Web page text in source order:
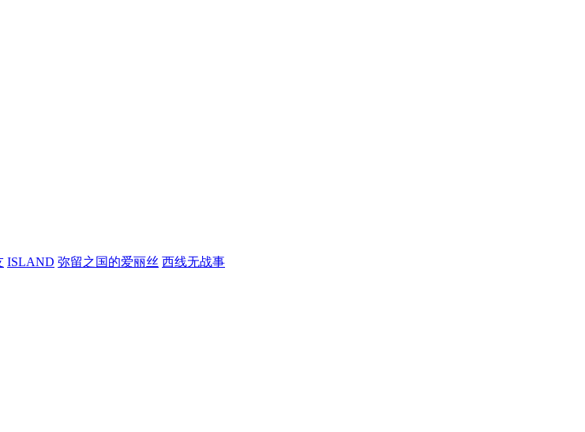
ISLAND 弥留之国的爱丽丝 西线无战事